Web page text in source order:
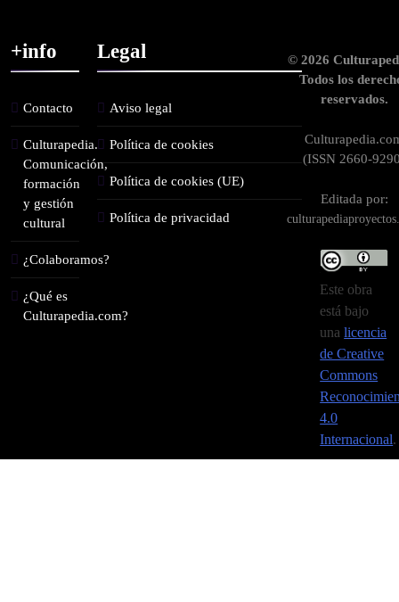
+info
Contacto
Culturapedia.
Comunicación,
formación
y gestión
cultural
¿Colaboramos?
¿Qué es
Culturapedia.com?
Legal
Aviso legal
Política de cookies
Política de cookies (UE)
Política de privacidad
© 2026
Todos los
reservados.
(ISSN 2660-
Editada por:
Este obra
está bajo
unalicencia
de Creative
Commons
4.0
Internacional.